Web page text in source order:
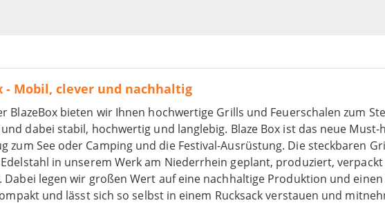
- Mobil, clever und nachhaltig
BlazeBox bieten wir Ihnen hochwertige Grills und Feuerschalen zum
dabei stabil, hochwertig und langlebig. Blaze Box ist das neue Must-
zum See oder Camping und die Festival-Ausrüstung. Die steckbaren
in unserem Werk am Niederrhein geplant, produziert,
Dabei legen wir großen Wert auf eine nachhaltige Produktion und
und lässt sich so selbst in einem Rucksack verstauen und